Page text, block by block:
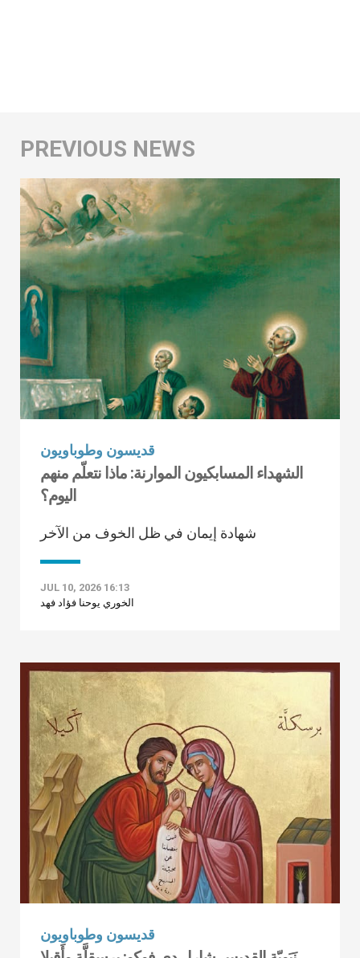
قديسون وطوباويون
الشهداء المسابكيون الموارنة: ماذا نتعلّم منهم
اليوم؟
شهادة إيمان في ظل الخوف من الآخر
JUL 10, 2026 16:13
الخوري يوحنا فؤاد فهد
قديسون وطوباويون